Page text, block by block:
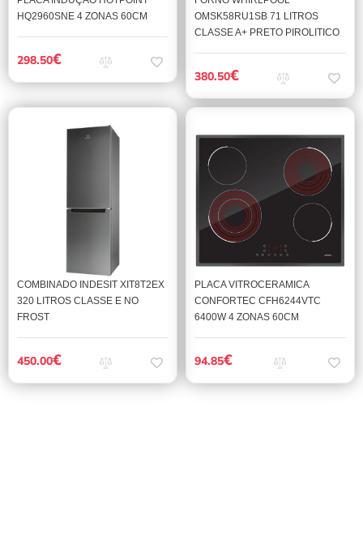
HQ2960SNE 4 ZONAS 60CM
298.50€
OMSK58RU1SB 71 LITROS
CLASSE A+ PRETO PIROLITICO
380.50€
COMBINADO INDESIT XIT8T2EX
320 LITROS CLASSE E NO
FROST
450.00€
PLACA VITROCERAMICA
CONFORTEC CFH6244VTC
6400W 4 ZONAS 60CM
94.85€